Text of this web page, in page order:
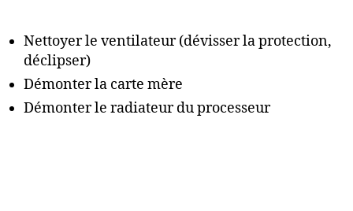
Nettoyer le ventilateur (dévisser la protection,
déclipser)
Démonter la carte mère
Démonter le radiateur du processeur